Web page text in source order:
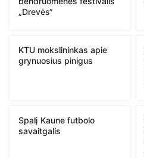
„Drevės“
KTU mokslininkas apie
grynuosius pinigus
Spalį Kaune futbolo
savaitgalis